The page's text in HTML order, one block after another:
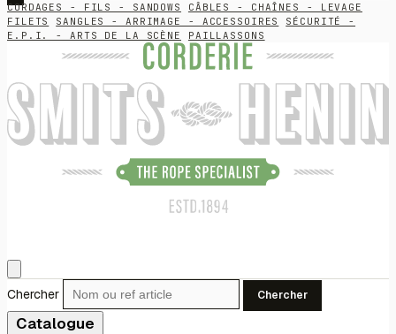
CORDAGES - FILS - SANDOWS
CÂBLES - CHAÎNES - LEVAGE
FILETS
SANGLES - ARRIMAGE - ACCESSOIRES
SÉCURITÉ -
E.P.I. - ARTS DE LA SCÈNE
PAILLASSONS
Chercher Chercher
Catalogue